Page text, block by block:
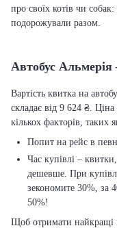
про своїх котів чи
подорожували разом.
Автобус
Вартість квитка на
складає від 9 624 ₴.
кількох факторів, таких
Попит на рейс в
Час купівлі –
дешевше. При
зекономите 30%, за
50%!
Щоб отримати найкращі